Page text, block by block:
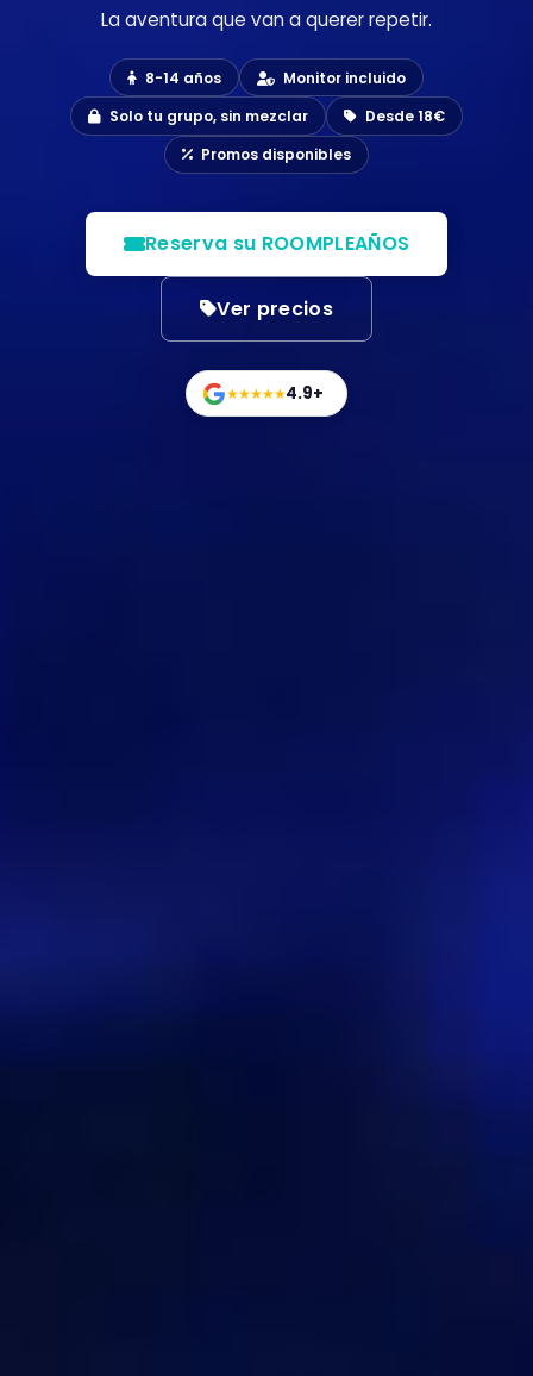
La aventura que van a querer repetir.
8-14 años
Monitor incluido
Solo tu grupo, sin mezclar
Desde 18€
Promos disponibles
Reserva su ROOMPLEAÑOS
Ver precios
★★★★★4.9+